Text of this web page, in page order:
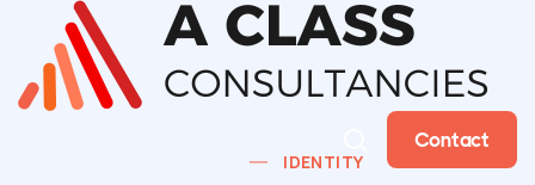
Contact
IDENTITY